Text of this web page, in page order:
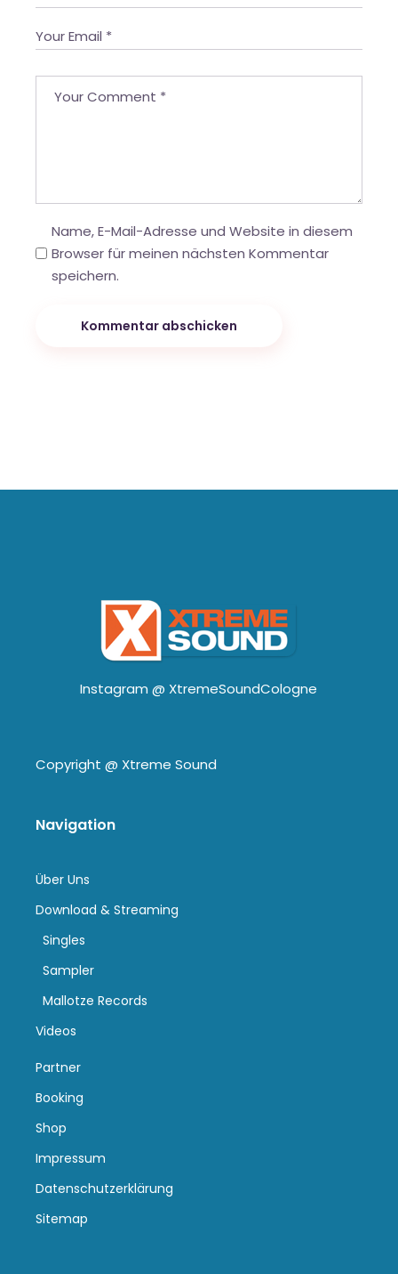
Name, E-Mail-Adresse und Website in diesem
Browser für meinen nächsten Kommentar
speichern.
Kommentar abschicken
Instagram @ XtremeSoundCologne
Copyright @ Xtreme Sound
Navigation
Über Uns
Download & Streaming
Singles
Sampler
Mallotze Records
Videos
Partner
Booking
Shop
Impressum
Datenschutzerklärung
Sitemap